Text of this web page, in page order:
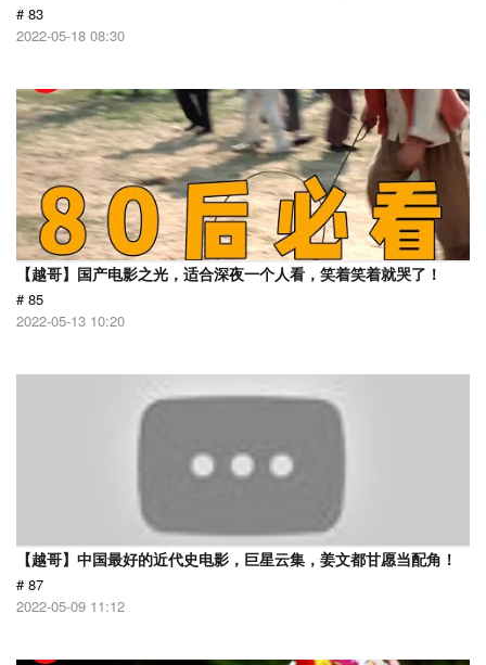
# 83
2022-05-18 08:30
【越哥】国产电影之光，适合深夜一个人看，笑着笑着就哭了！
# 85
2022-05-13 10:20
【越哥】中国最好的近代史电影，巨星云集，姜文都甘愿当配角！
# 87
2022-05-09 11:12